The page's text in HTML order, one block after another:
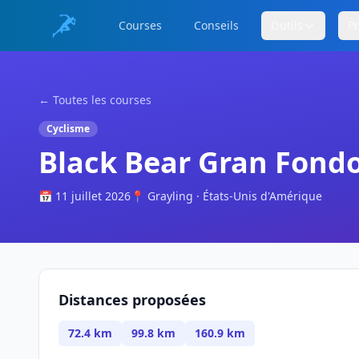
Courses Conseils
← Toutes les courses
Cyclisme
Black Bear Gran
📅 11 juillet 2026 📍 Grayling · États-Unis d'Amérique
Distances proposées
72.4 km 99.8 km 160.9 km